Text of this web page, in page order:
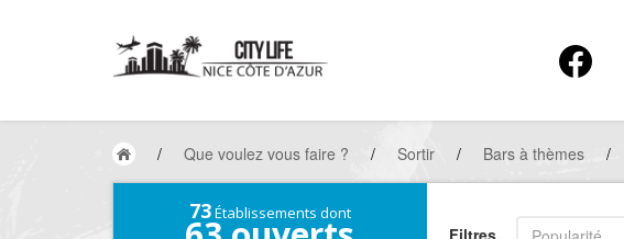
/ Que voulez vous faire ? / Sortir / Bars à thèmes /
73Établissements dont
Filtres